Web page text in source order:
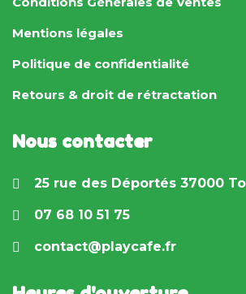
Mentions légales
Politique de confidentialité
Retours & droit de rétractation
Nous contacter
25 rue des Déportés 37000
07 68 10 51 75
contact@playcafe.fr